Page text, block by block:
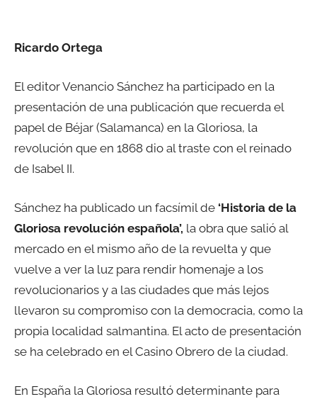
Ricardo Ortega
El editor Venancio Sánchez ha participado en la
presentación de una publicación que recuerda el
papel de Béjar (Salamanca) en la Gloriosa, la
revolución que en 1868 dio al traste con el reinado
de Isabel II.
Sánchez ha publicado un facsímil de ‘Historia de la
Gloriosa revolución española’, la obra que salió al
mercado en el mismo año de la revuelta y que
vuelve a ver la luz para rendir homenaje a los
revolucionarios y a las ciudades que más lejos
llevaron su compromiso con la democracia, como la
propia localidad salmantina. El acto de presentación
se ha celebrado en el Casino Obrero de la ciudad.
En España la Gloriosa resultó determinante para